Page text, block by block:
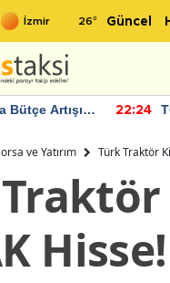
26° Güncel
Bütçe Artışı
22:24
ve Yatırım Türk Traktör
Hisse!